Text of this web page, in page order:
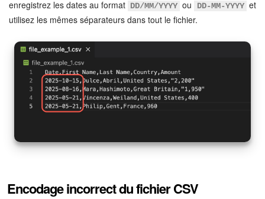
enregistrez les dates au format DD/MM/YYYY ou DD-MM-YYYY et
utilisez les mêmes séparateurs dans tout le fichier.
Encodage incorrect du fichier CSV